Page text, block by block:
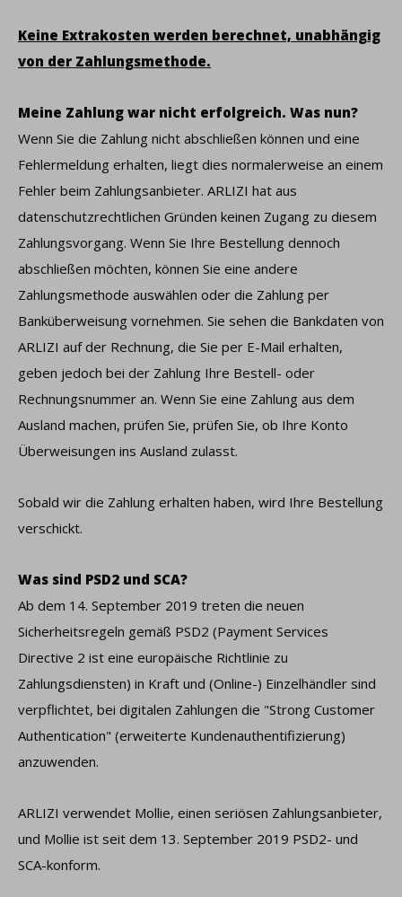
Keine Extrakosten werden berechnet, unabhängig
von der Zahlungsmethode.
Meine Zahlung war nicht erfolgreich. Was nun?
Wenn Sie die Zahlung nicht abschließen können und eine
Fehlermeldung erhalten, liegt dies normalerweise an einem
Fehler beim Zahlungsanbieter. ARLIZI hat aus
datenschutzrechtlichen Gründen keinen Zugang zu diesem
Zahlungsvorgang. Wenn Sie Ihre Bestellung dennoch
abschließen möchten, können Sie eine andere
Zahlungsmethode auswählen oder die Zahlung per
Banküberweisung vornehmen. Sie sehen die Bankdaten von
ARLIZI auf der Rechnung, die Sie per E-Mail erhalten,
geben jedoch bei der Zahlung Ihre Bestell- oder
Rechnungsnummer an. Wenn Sie eine Zahlung aus dem
Ausland machen, prüfen Sie, prüfen Sie, ob Ihre Konto
Überweisungen ins Ausland zulasst.
Sobald wir die Zahlung erhalten haben, wird Ihre Bestellung
verschickt.
Was sind PSD2 und SCA?
Ab dem 14. September 2019 treten die neuen
Sicherheitsregeln gemäß PSD2 (Payment Services
Directive 2 ist eine europäische Richtlinie zu
Zahlungsdiensten) in Kraft und (Online-) Einzelhändler sind
verpflichtet, bei digitalen Zahlungen die "Strong Customer
Authentication" (erweiterte Kundenauthentifizierung)
anzuwenden.
ARLIZI verwendet Mollie, einen seriösen Zahlungsanbieter,
und Mollie ist seit dem 13. September 2019 PSD2- und
SCA-konform.